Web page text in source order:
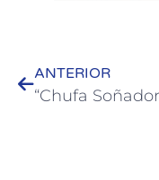
ANTERIOR